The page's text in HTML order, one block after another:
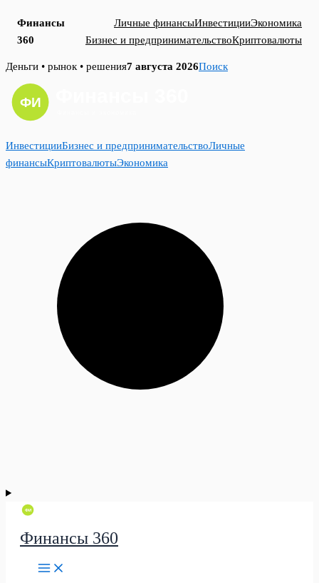
Финансы
360
Личные финансыИнвестицииЭкономика
Бизнес и предпринимательствоКриптовалюты
Skip
content
Деньги • рынок • решения7 августа 2026Поиск
ИнвестицииБизнес и предпринимательствоЛичные
финансыКриптовалютыЭкономика
Финансы 360